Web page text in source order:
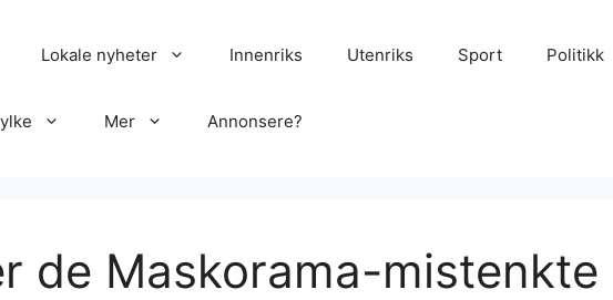
Lokale nyheter Innenriks Utenriks Sport Politikk
Mer Annonsere?
de Maskorama-mistenkte